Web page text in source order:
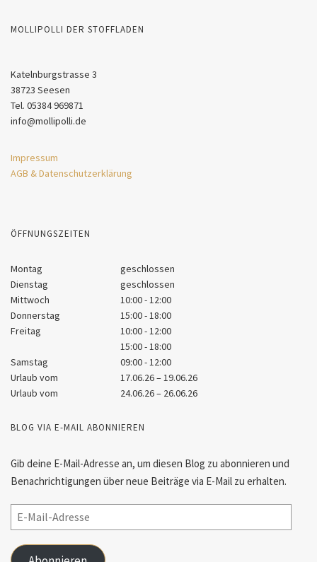
MOLLIPOLLI DER STOFFLADEN
Katelnburgstrasse 3
38723 Seesen
Tel. 05384 969871
info@mollipolli.de
Impressum
AGB & Datenschutzerklärung
ÖFFNUNGSZEITEN
Montag
geschlossen
Dienstag
geschlossen
Mittwoch
10:00 - 12:00
Donnerstag
15:00 - 18:00
Freitag
10:00 - 12:00
15:00 - 18:00
Samstag
09:00 - 12:00
Urlaub vom
17.06.26 – 19.06.26
Urlaub vom
24.06.26 – 26.06.26
BLOG VIA E-MAIL ABONNIEREN
Gib deine E-Mail-Adresse an, um diesen Blog zu abonnieren und
Benachrichtigungen über neue Beiträge via E-Mail zu erhalten.